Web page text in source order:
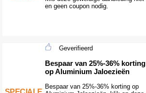
en geen coupon nodig.
Geverifieerd
Bespaar van 25%-36% korting
op Aluminium Jaloezieën
Bespaar van 25%-36% korting op